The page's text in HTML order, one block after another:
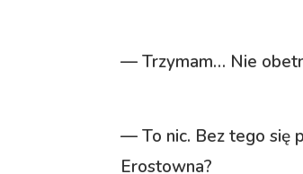
— Trzymam… Nie
— To nic. Bez tego się
Erostowna?